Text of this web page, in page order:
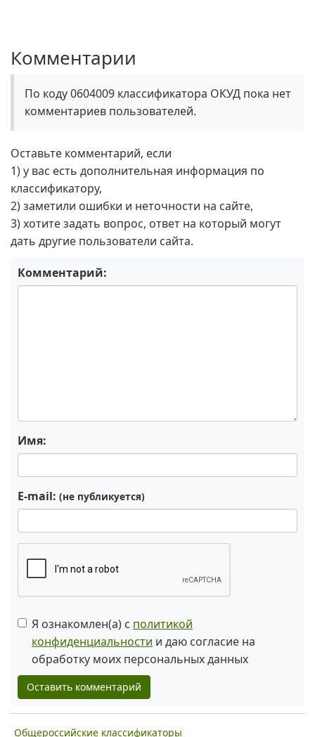
Комментарии
По коду 0604009 классификатора ОКУД пока нет
комментариев пользователей.
Оставьте комментарий, если
1) у вас есть дополнительная информация по
классификатору,
2) заметили ошибки и неточности на сайте,
3) хотите задать вопрос, ответ на который могут
дать другие пользователи сайта.
Комментарий:
Имя:
E-mail: (не публикуется)
Я ознакомлен(а) с политикой
конфиденциальности и даю согласие на
обработку моих персональных данных
Оставить комментарий
Общероссийские классификаторы